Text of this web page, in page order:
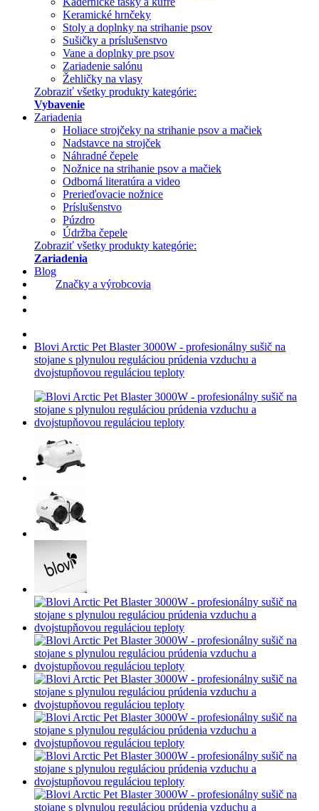
Keramické hrnčeky
Stoly a doplnky na strihanie psov
Sušičky a príslušenstvo
Vane a doplnky pre psov
Zariadenie salónu
Žehličky na vlasy
Zobraziť všetky produkty kategórie:
Vybavenie
Zariadenia
Holiace strojčeky na strihanie psov a mačiek
Nadstavce na strojček
Náhradné čepele
Nožnice na strihanie psov a mačiek
Odborná literatúra a video
Prerieďovacie nožnice
Príslušenstvo
Púzdro
Údržba čepele
Zobraziť všetky produkty kategórie:
Zariadenia
Blog
Značky a výrobcovia
Blovi Arctic Pet Blaster 3000W - profesionálny sušič na
stojane s plynulou reguláciou prúdenia vzduchu a
dvojstupňovou reguláciou teploty